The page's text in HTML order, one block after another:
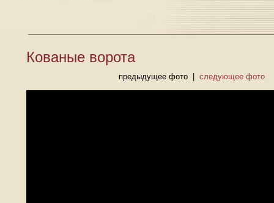
Кованые ворота
предыдущее фото |следующее фото